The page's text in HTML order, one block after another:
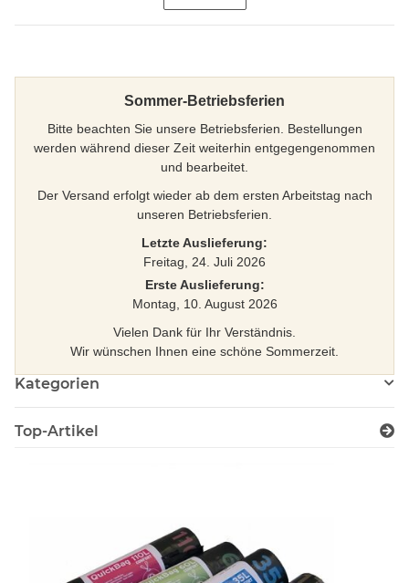
Sommer-Betriebsferien
Bitte beachten Sie unsere Betriebsferien. Bestellungen
werden während dieser Zeit weiterhin entgegengenommen
und bearbeitet.
Der Versand erfolgt wieder ab dem ersten Arbeitstag nach
unseren Betriebsferien.
Letzte Auslieferung:
Freitag, 24. Juli 2026
Erste Auslieferung:
Montag, 10. August 2026
Vielen Dank für Ihr Verständnis.
Wir wünschen Ihnen eine schöne Sommerzeit.
Kategorien
Top-Artikel